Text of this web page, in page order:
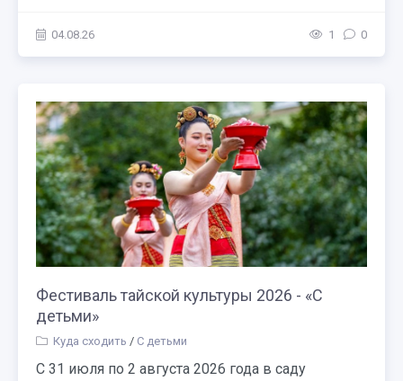
04.08.26 1 0
Фестиваль тайской культуры 2026 - «С
детьми»
Куда сходить / С детьми
С 31 июля по 2 августа 2026 года в саду